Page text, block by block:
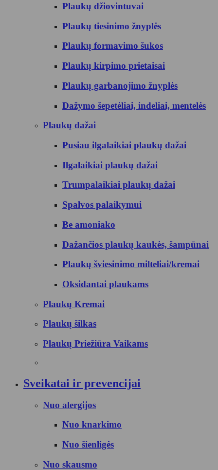
Plaukų džiovintuvai
Plaukų tiesinimo žnyplės
Plaukų formavimo šukos
Plaukų kirpimo prietaisai
Plaukų garbanojimo žnyplės
Dažymo šepetėliai, indeliai, mentelės
Plaukų dažai
Pusiau ilgalaikiai plaukų dažai
Ilgalaikiai plaukų dažai
Trumpalaikiai plaukų dažai
Spalvos palaikymui
Be amoniako
Dažančios plaukų kaukės, šampūnai
Plaukų šviesinimo milteliai/kremai
Oksidantai plaukams
Plaukų Kremai
Plaukų šilkas
Plaukų Priežiūra Vaikams
Sveikatai ir prevencijai
Nuo alergijos
Nuo knarkimo
Nuo šienligės
Nuo skausmo